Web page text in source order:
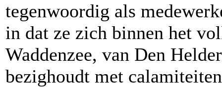
tegenwoordig als
in dat ze zich binnen het
Waddenzee, van Den
bezighoudt met